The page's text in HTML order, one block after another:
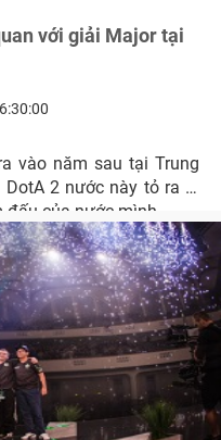
với giải Major tại
vào năm sau tại Trung
2 nước này tỏ ra bi
đấu của nước mình.